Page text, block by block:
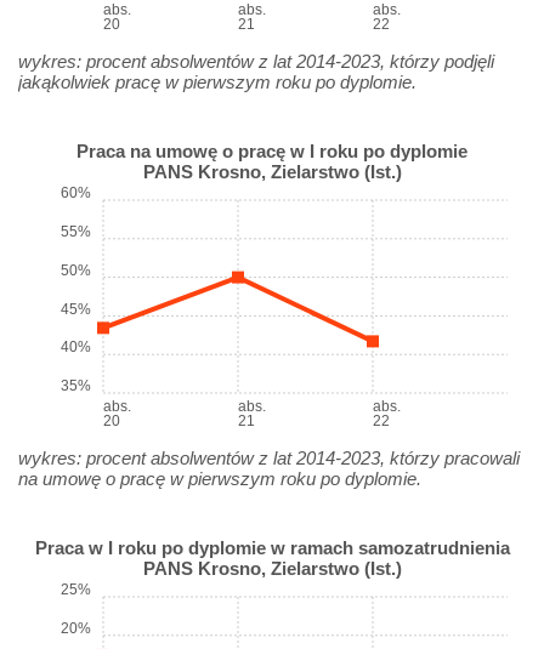
abs.
20
abs.
21
abs.
22
wykres: procent absolwentów z lat 2014-2023, którzy podjęli
jakąkolwiek pracę w pierwszym roku po dyplomie.
Praca na umowę o pracę w I roku po dyplomie
PANS Krosno, Zielarstwo (Ist.)
abs.
20
abs.
21
abs.
22
35%
40%
45%
50%
55%
60%
wykres: procent absolwentów z lat 2014-2023, którzy pracowali
na umowę o pracę w pierwszym roku po dyplomie.
Praca w I roku po dyplomie w ramach samozatrudnienia
PANS Krosno, Zielarstwo (Ist.)
20%
25%